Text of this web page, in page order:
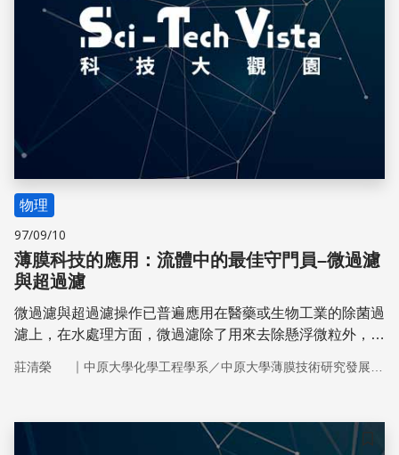
物理
97/09/10
薄膜科技的應用：流體中的最佳守門員–微過濾
與超過濾
微過濾與超過濾操作已普遍應用在醫藥或生物工業的除菌過
濾上，在水處理方面，微過濾除了用來去除懸浮微粒外，近
理。
莊清榮 ｜
儲存